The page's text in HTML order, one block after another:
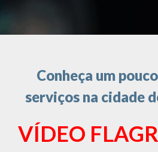
Conheça um
serviços na cidade
VÍDEO